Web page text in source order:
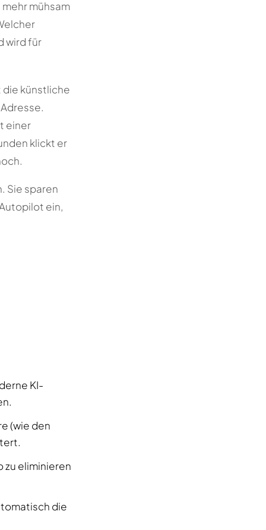
mühsam
wird für
die künstliche
einer
klickt er
Sie sparen
ein,
KI-
(wie den
zu eliminieren
die